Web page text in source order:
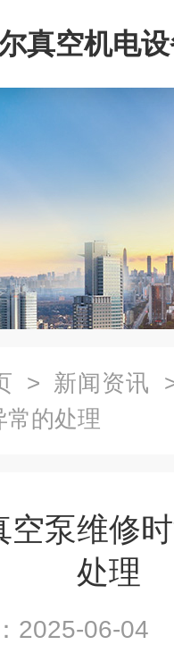
真空机电
> 新闻资讯
常的处理
空泵维修
处理
：2025-06-